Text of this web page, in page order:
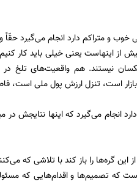
و متراکم دارد انجام می‌گیرد حقّاً و
از اینهاست یعنی خیلی باید کار
نیستند. هم واقعیت‌های تلخ
است، تنزل ارزش پول ملی است،
می‌گیرد که اینها نتایجش در
این گره‌ها را باز کند با تلاشی که
که تصمیم‌ها و اقدام‌هایی که